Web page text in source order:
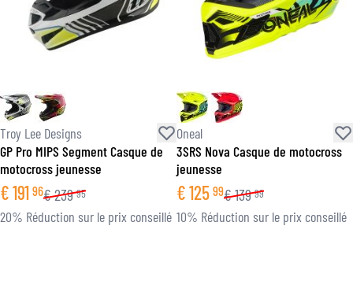
Troy Lee Designs
GP Pro MIPS Segment Casque de
motocross jeunesse
€191 96€239 95
20% Réduction sur le prix conseillé
Oneal
3SRS Nova Casque de motocross
jeunesse
€125 99€139 99
10% Réduction sur le prix conseillé